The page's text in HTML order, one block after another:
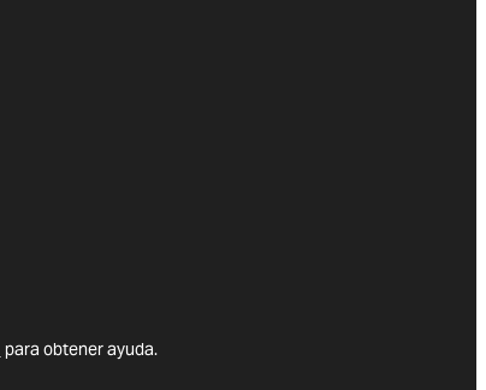
para obtener ayuda.